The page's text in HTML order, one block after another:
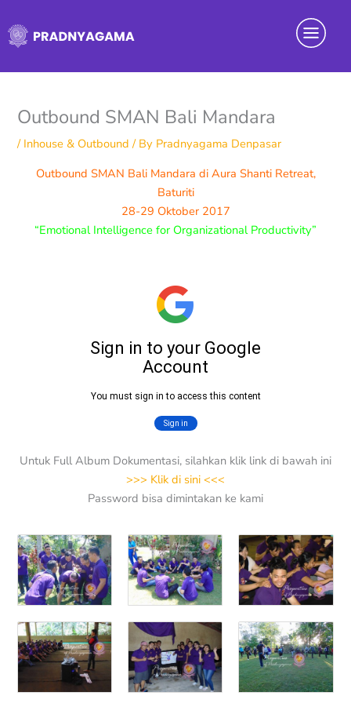
to
content
Menu
Outbound SMAN Bali Mandara
/ Inhouse & Outbound / By Pradnyagama Denpasar
Outbound SMAN Bali Mandara di Aura Shanti Retreat,
Baturiti
28-29 Oktober 2017
“Emotional Intelligence for Organizational Productivity”
Untuk Full Album Dokumentasi, silahkan klik link di bawah ini
>>> Klik di sini <<<
Password bisa dimintakan ke kami